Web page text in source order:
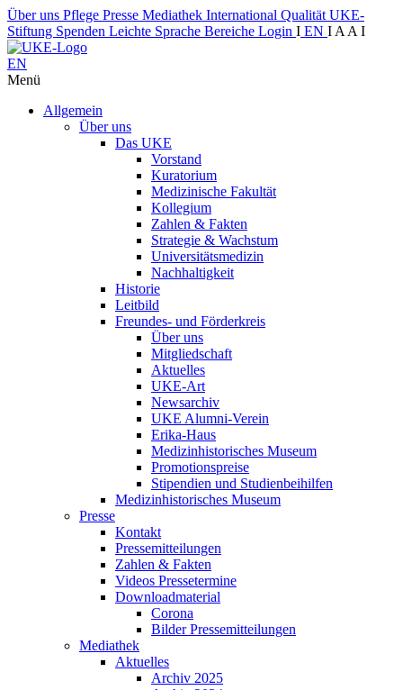
Über uns Pflege Presse Mediathek International Qualität UKE-
Stiftung Spenden Leichte Sprache Bereiche Login I EN I A A I
EN
Menü
Allgemein
Über uns
Das UKE
Vorstand
Kuratorium
Medizinische Fakultät
Kollegium
Zahlen & Fakten
Strategie & Wachstum
Universitätsmedizin
Nachhaltigkeit
Historie
Leitbild
Freundes- und Förderkreis
Über uns
Mitgliedschaft
Aktuelles
UKE-Art
Newsarchiv
UKE Alumni-Verein
Erika-Haus
Medizinhistorisches Museum
Promotionspreise
Stipendien und Studienbeihilfen
Medizinhistorisches Museum
Presse
Kontakt
Pressemitteilungen
Zahlen & Fakten
Videos Pressetermine
Downloadmaterial
Corona
Bilder Pressemitteilungen
Mediathek
Aktuelles
Archiv 2025